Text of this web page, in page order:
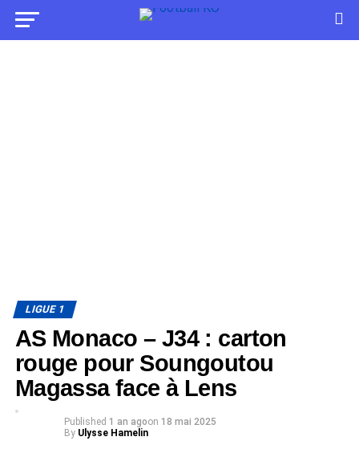
LIGUE 1
AS Monaco – J34 : carton
rouge pour Soungoutou
Magassa face à Lens
Published 1 an agoon 18 mai 2025
By Ulysse Hamelin